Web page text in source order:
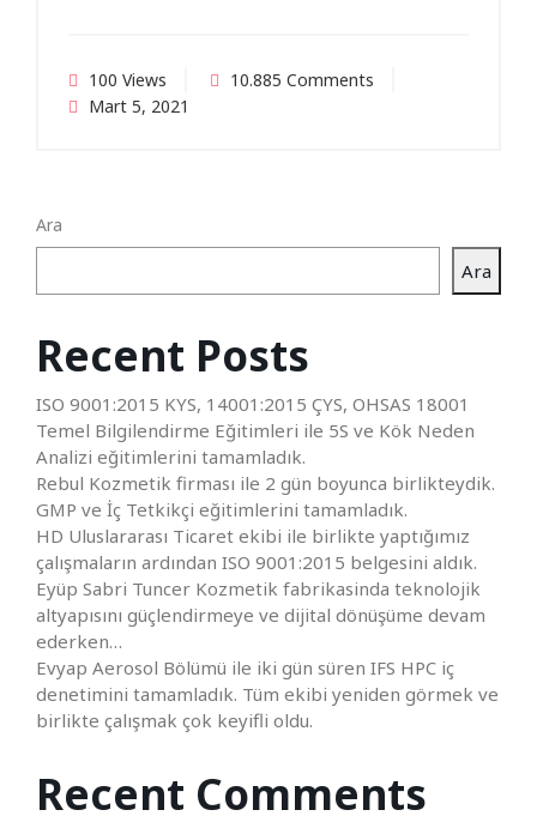
100 Views
10.885 Comments
Mart 5, 2021
Ara
Ara
Recent Posts
ISO 9001:2015 KYS, 14001:2015 ÇYS, OHSAS 18001
Temel Bilgilendirme Eğitimleri ile 5S ve Kök Neden
Analizi eğitimlerini tamamladık.
Rebul Kozmetik firması ile 2 gün boyunca birlikteydik.
GMP ve İç Tetkikçi eğitimlerini tamamladık.
HD Uluslararası Ticaret ekibi ile birlikte yaptığımız
çalışmaların ardından ISO 9001:2015 belgesini aldık.
Eyüp Sabri Tuncer Kozmetik fabrikasinda teknolojik
altyapısını güçlendirmeye ve dijital dönüşüme devam
ederken…
Evyap Aerosol Bölümü ile iki gün süren IFS HPC iç
denetimini tamamladık. Tüm ekibi yeniden görmek ve
birlikte çalışmak çok keyifli oldu.
Recent Comments